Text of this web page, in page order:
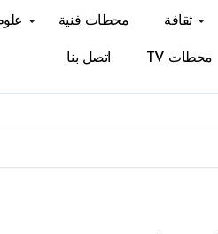
ثقافة محطات فنية
محطات TV اتصل بنا